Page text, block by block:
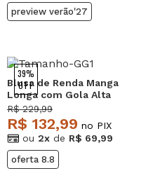
preview verão'27
39%
OFF
Blusa de Renda Manga
Longa com Gola Alta
Marrom Salvatore
R$ 229,99
R$ 132,99 no PIX
ou 2x de R$ 69,99
oferta 8.8